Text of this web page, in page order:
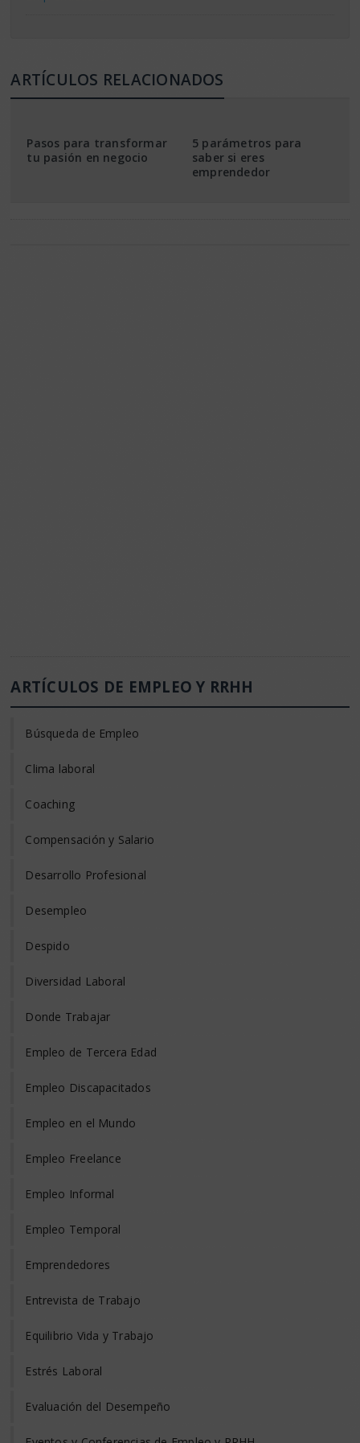
ARTÍCULOS RELACIONADOS
Pasos para transformar
tu pasión en negocio
5 parámetros para
saber si eres
emprendedor
ARTÍCULOS DE EMPLEO Y RRHH
Búsqueda de Empleo
Clima laboral
Coaching
Compensación y Salario
Desarrollo Profesional
Desempleo
Despido
Diversidad Laboral
Donde Trabajar
Empleo de Tercera Edad
Empleo Discapacitados
Empleo en el Mundo
Empleo Freelance
Empleo Informal
Empleo Temporal
Emprendedores
Entrevista de Trabajo
Equilibrio Vida y Trabajo
Estrés Laboral
Evaluación del Desempeño